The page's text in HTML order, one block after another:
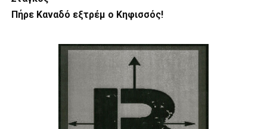
Πήρε Καναδό εξτρέμ ο Κηφισσός!